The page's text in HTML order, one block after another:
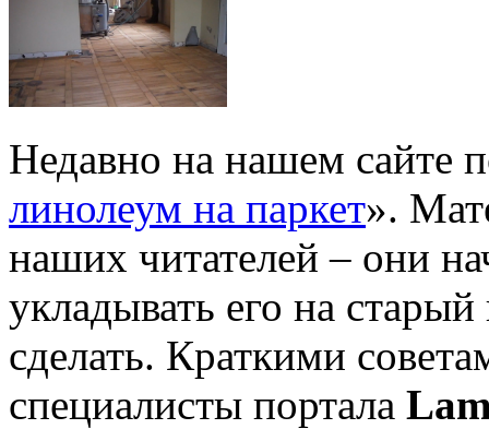
Недавно на нашем сайте
линолеум на паркет».
наших читателей – они
укладывать его на
сделать. Краткими
специалисты портала